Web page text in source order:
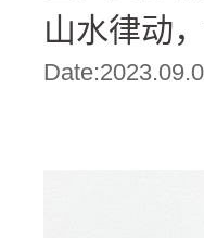
山水律动